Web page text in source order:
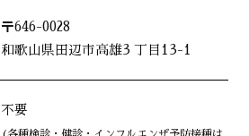
〒646-0028
和歌山県田辺市高雄3 丁目13-1
不要